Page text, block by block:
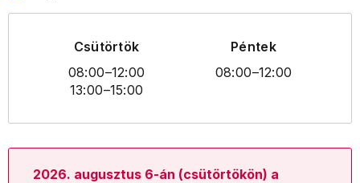
Csütörtök
08:00–12:00
13:00–15:00
Péntek
08:00–12:00
2026. augusztus 6-án (csütörtökön) a